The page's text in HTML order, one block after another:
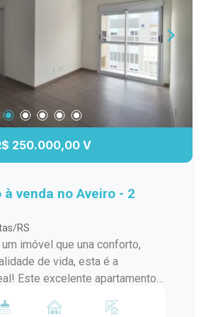
no bairro Fragata.
250.000,00 V
venda no Aveiro - 2
RS
imóvel que una conforto,
de vida, esta é a
e conta com uma ótima